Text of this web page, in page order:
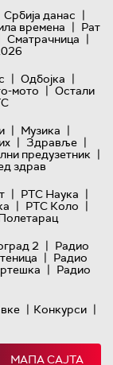
Србија данас |
времена | Рат
Сматрачница |
| Одбојка |
мото | Остали
| Музика |
| Здравље |
предузетник |
здрав
| РТС Наука |
| РТС Коло |
2 | Радио
| Радио
| Радио
| Конкурси |
МАПА САЈТА